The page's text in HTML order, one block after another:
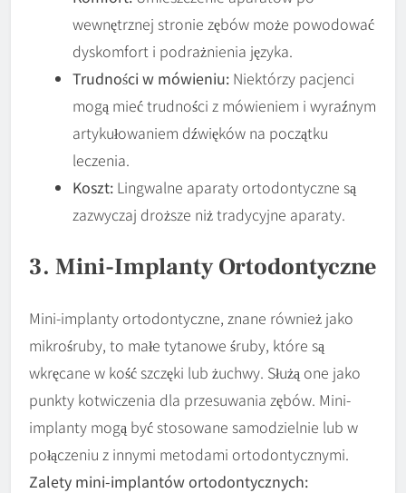
wewnętrznej stronie zębów może powodować
dyskomfort i podrażnienia języka.
Trudności w mówieniu: Niektórzy pacjenci
mogą mieć trudności z mówieniem i wyraźnym
artykułowaniem dźwięków na początku
leczenia.
Koszt: Lingwalne aparaty ortodontyczne są
zazwyczaj droższe niż tradycyjne aparaty.
3. Mini-Implanty Ortodontyczne
Mini-implanty ortodontyczne, znane również jako
mikrośruby, to małe tytanowe śruby, które są
wkręcane w kość szczęki lub żuchwy. Służą one jako
punkty kotwiczenia dla przesuwania zębów. Mini-
implanty mogą być stosowane samodzielnie lub w
połączeniu z innymi metodami ortodontycznymi.
Zalety mini-implantów ortodontycznych: